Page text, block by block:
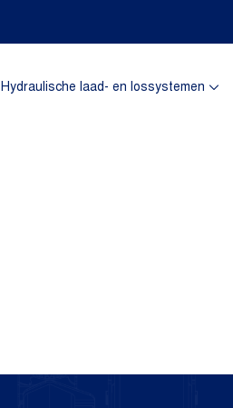
Hydraulische laad- en lossystemen